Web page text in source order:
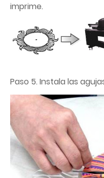
imprime.
Paso 5. Instala las